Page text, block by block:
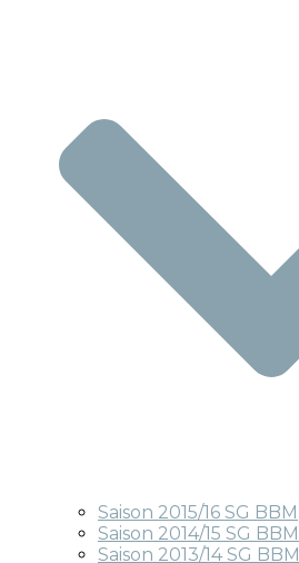
Saison 2015/16 SG BBM
Saison 2014/15 SG BBM
Saison 2013/14 SG BBM